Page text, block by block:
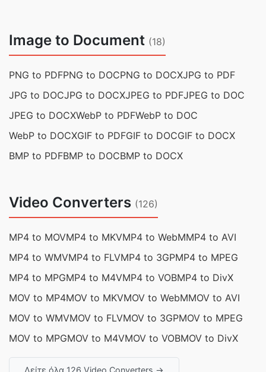
Image to Document (18)
PNG to PDFPNG to DOCPNG to DOCXJPG to PDF
JPG to DOCJPG to DOCXJPEG to PDFJPEG to DOC
JPEG to DOCXWebP to PDFWebP to DOC
WebP to DOCXGIF to PDFGIF to DOCGIF to DOCX
BMP to PDFBMP to DOCBMP to DOCX
Video Converters (126)
MP4 to MOVMP4 to MKVMP4 to WebMMP4 to AVI
MP4 to WMVMP4 to FLVMP4 to 3GPMP4 to MPEG
MP4 to MPGMP4 to M4VMP4 to VOBMP4 to DivX
MOV to MP4MOV to MKVMOV to WebMMOV to AVI
MOV to WMVMOV to FLVMOV to 3GPMOV to MPEG
MOV to MPGMOV to M4VMOV to VOBMOV to DivX
Δείτε όλα 126 Video Converters →